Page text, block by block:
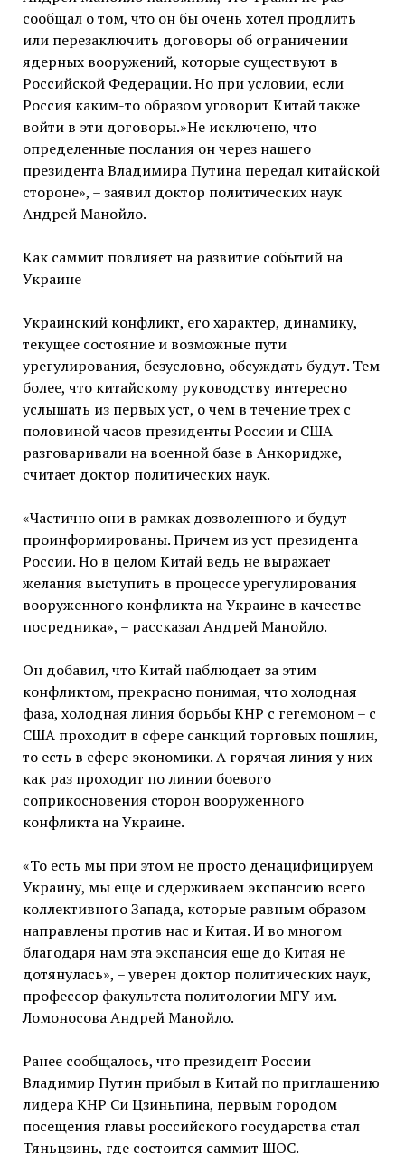
сообщал о том, что он бы очень хотел продлить
или перезаключить договоры об ограничении
ядерных вооружений, которые существуют в
Российской Федерации. Но при условии, если
Россия каким-то образом уговорит Китай также
войти в эти договоры.»Не исключено, что
определенные послания он через нашего
президента Владимира Путина передал китайской
стороне», – заявил доктор политических наук
Андрей Манойло.
Как саммит повлияет на развитие событий на
Украине
Украинский конфликт, его характер, динамику,
текущее состояние и возможные пути
урегулирования, безусловно, обсуждать будут. Тем
более, что китайскому руководству интересно
услышать из первых уст, о чем в течение трех с
половиной часов президенты России и США
разговаривали на военной базе в Анкоридже,
считает доктор политических наук.
«Частично они в рамках дозволенного и будут
проинформированы. Причем из уст президента
России. Но в целом Китай ведь не выражает
желания выступить в процессе урегулирования
вооруженного конфликта на Украине в качестве
посредника», – рассказал Андрей Манойло.
Он добавил, что Китай наблюдает за этим
конфликтом, прекрасно понимая, что холодная
фаза, холодная линия борьбы КНР с гегемоном – с
США проходит в сфере санкций торговых пошлин,
то есть в сфере экономики. А горячая линия у них
как раз проходит по линии боевого
соприкосновения сторон вооруженного
конфликта на Украине.
«То есть мы при этом не просто денацифицируем
Украину, мы еще и сдерживаем экспансию всего
коллективного Запада, которые равным образом
направлены против нас и Китая. И во многом
благодаря нам эта экспансия еще до Китая не
дотянулась», – уверен доктор политических наук,
профессор факультета политологии МГУ им.
Ломоносова Андрей Манойло.
Ранее сообщалось, что президент России
Владимир Путин прибыл в Китай по приглашению
лидера КНР Си Цзиньпина, первым городом
посещения главы российского государства стал
Тяньцзинь, где состоится саммит ШОС.